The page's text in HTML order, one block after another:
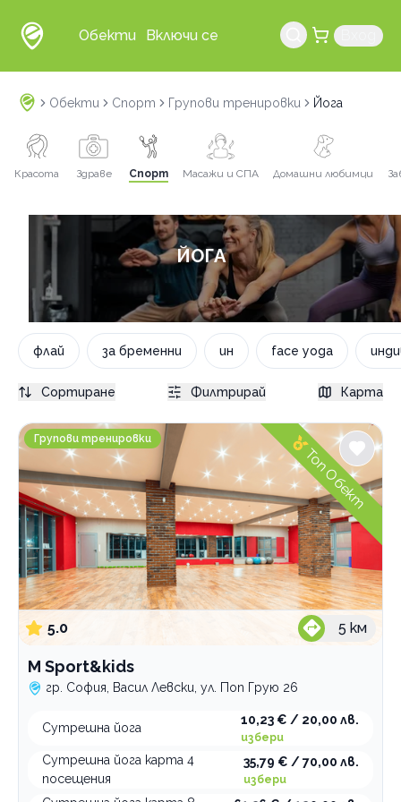
Обекти Включи се
Обекти Спорт Групови тренировки Йога
Красота Здраве Спорт Масажи и СПА Домашни любимци
ЙОГА
флай за бременни ин face yoga
M Sport&kids
Групови тренировки
5.0 5 км
M Sport&kids
гр. София, Васил Левски, ул. Поп Грую 26
Сутрешна йога
10,23 € / 20,00 лв.
избери
Сутрешна йога карта 4
посещения
35,79 € / 70,00 лв.
избери
Топ Обект
Сортиране Филтрирай Карта
София
Пловдив
Варна
Услуги
Аеробика
интензивна
класическа
степ аеробика
Групови тренировки
aero dance тренировка
balance
body workout тренировка
combat тренировкa
fat burning тренировка
fit ball занимания с топка
HIIT тренировка
Зумба
zumba танци
Йога
fat burning yoga
power yoga
ащанга
за бременни